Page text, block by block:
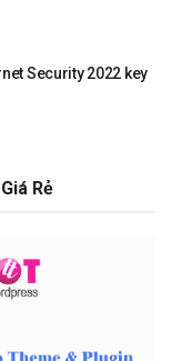
Security 2022 key
Rẻ